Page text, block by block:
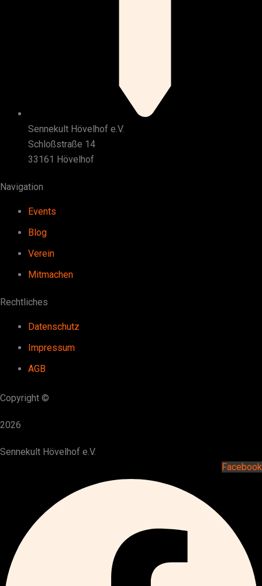
Sennekult Hövelhof e.V.
Schloßstraße 14
33161 Hövelhof
Navigation
Events
Blog
Verein
Mitmachen
Rechtliches
Datenschutz
Impressum
AGB
Copyright ©
2026
Sennekult Hövelhof e.V.
Facebook